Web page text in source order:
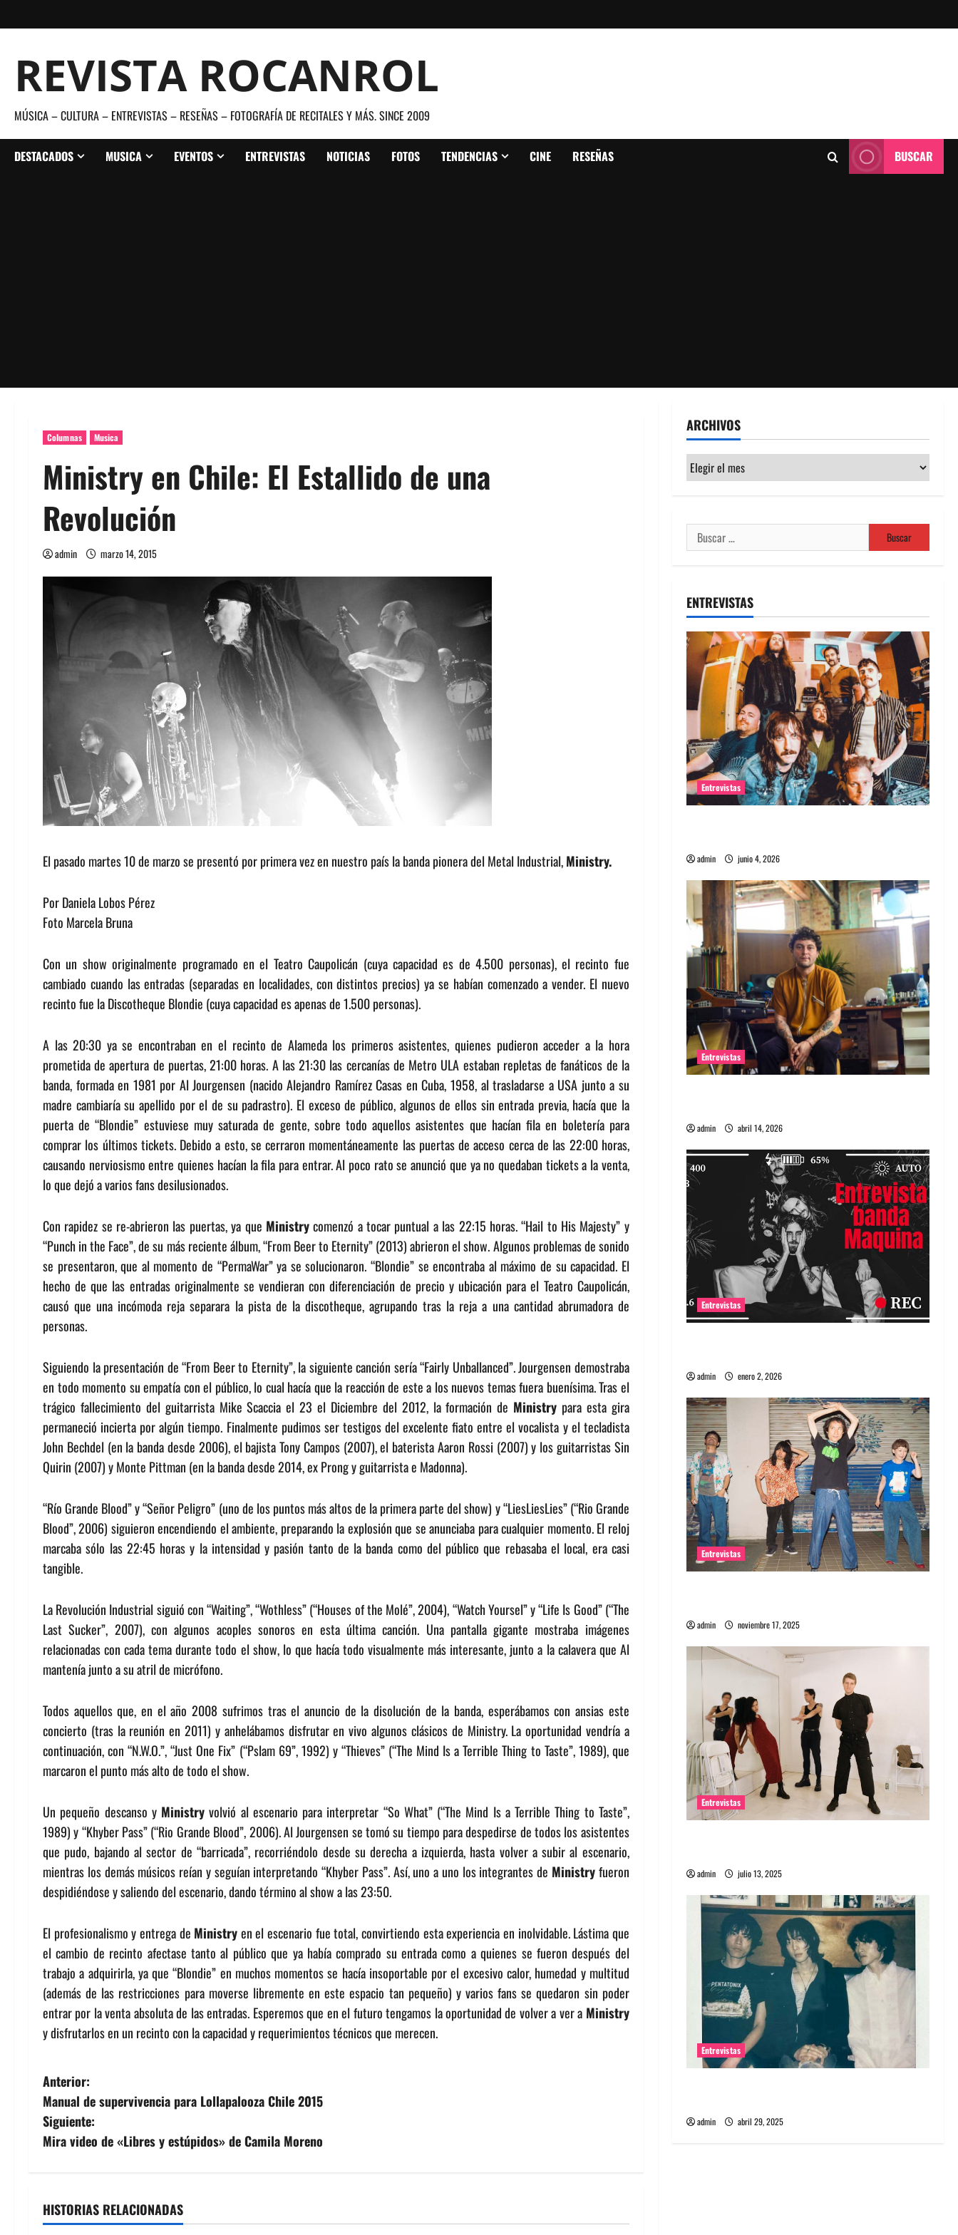
al
REVISTA ROCANROL
MÚSICA – CULTURA – ENTREVISTAS – RESEÑAS – FOTOGRAFÍA DE RECITALES Y MÁS. SINCE 2009
DESTACADOS MUSICA EVENTOS ENTREVISTAS NOTICIAS FOTOS TENDENCIAS CINE RESEÑAS BUSCAR
Columnas Musica
Ministry en Chile: El Estallido de una
Revolución
admin marzo 14, 2015
El pasado martes 10 de marzo se presentó por primera vez en nuestro país la banda pionera del Metal Industrial,Ministry.
Por Daniela Lobos Pérez
Foto Marcela Bruna
Con un show originalmente programado en el Teatro Caupolicán (cuya capacidad es de 4.500 personas), el recinto fue
cambiado cuando las entradas (separadas en localidades, con distintos precios) ya se habían comenzado a vender. El nuevo
recinto fue la Discotheque Blondie (cuya capacidad es apenas de 1.500 personas).
A las 20:30 ya se encontraban en el recinto de Alameda los primeros asistentes, quienes pudieron acceder a la hora
prometida de apertura de puertas, 21:00 horas. A las 21:30 las cercanías de Metro ULA estaban repletas de fanáticos de la
banda, formada en 1981 por Al Jourgensen (nacido Alejandro Ramírez Casas en Cuba, 1958, al trasladarse a USA junto a su
madre cambiaría su apellido por el de su padrastro). El exceso de público, algunos de ellos sin entrada previa, hacía que la
puerta de “Blondie” estuviese muy saturada de gente, sobre todo aquellos asistentes que hacían fila en boletería para
comprar los últimos tickets. Debido a esto, se cerraron momentáneamente las puertas de acceso cerca de las 22:00 horas,
causando nerviosismo entre quienes hacían la fila para entrar. Al poco rato se anunció que ya no quedaban tickets a la venta,
lo que dejó a varios fans desilusionados.
Con rapidez se re-abrieron las puertas, ya que Ministrycomenzó a tocar puntual a las 22:15 horas. “Hail to His Majesty” y
“Punch in the Face”, de su más reciente álbum, “From Beer to Eternity” (2013) abrieron el show. Algunos problemas de sonido
se presentaron, que al momento de “PermaWar” ya se solucionaron. “Blondie” se encontraba al máximo de su capacidad. El
hecho de que las entradas originalmente se vendieran con diferenciación de precio y ubicación para el Teatro Caupolicán,
causó que una incómoda reja separara la pista de la discotheque, agrupando tras la reja a una cantidad abrumadora de
personas.
Siguiendo la presentación de “From Beer to Eternity”, la siguiente canción sería “Fairly Unballanced”. Jourgensen demostraba
en todo momento su empatía con el público, lo cual hacía que la reacción de este a los nuevos temas fuera buenísima. Tras el
trágico fallecimiento del guitarrista Mike Scaccia el 23 el Diciembre del 2012, la formación de Ministry para esta gira
permaneció incierta por algún tiempo. Finalmente pudimos ser testigos del excelente fiato entre el vocalista y el tecladista
John Bechdel (en la banda desde 2006), el bajista Tony Campos (2007), el baterista Aaron Rossi (2007) y los guitarristas Sin
Quirin (2007) y Monte Pittman (en la banda desde 2014, ex Prong y guitarrista e Madonna).
“Río Grande Blood” y “Señor Peligro” (uno de los puntos más altos de la primera parte del show) y “LiesLiesLies” (“Rio Grande
Blood”, 2006) siguieron encendiendo el ambiente, preparando la explosión que se anunciaba para cualquier momento. El reloj
marcaba sólo las 22:45 horas y la intensidad y pasión tanto de la banda como del público que rebasaba el local, era casi
tangible.
La Revolución Industrial siguió con “Waiting”, “Wothless” (“Houses of the Molé”, 2004), “Watch Yoursel” y “Life Is Good” (“The
Last Sucker”, 2007), con algunos acoples sonoros en esta última canción. Una pantalla gigante mostraba imágenes
relacionadas con cada tema durante todo el show, lo que hacía todo visualmente más interesante, junto a la calavera que Al
mantenía junto a su atril de micrófono.
Todos aquellos que, en el año 2008 sufrimos tras el anuncio de la disolución de la banda, esperábamos con ansias este
concierto (tras la reunión en 2011) y anhelábamos disfrutar en vivo algunos clásicos de Ministry. La oportunidad vendría a
continuación, con “N.W.O.”, “Just One Fix” (“Pslam 69”, 1992) y “Thieves” (“The Mind Is a Terrible Thing to Taste”, 1989), que
marcaron el punto más alto de todo el show.
Un pequeño descanso y Ministry volvió al escenario para interpretar “So What” (“The Mind Is a Terrible Thing to Taste”,
1989) y “Khyber Pass” (“Rio Grande Blood”, 2006). Al Jourgensen se tomó su tiempo para despedirse de todos los asistentes
que pudo, bajando al sector de “barricada”, recorriéndolo desde su derecha a izquierda, hasta volver a subir al escenario,
mientras los demás músicos reían y seguían interpretando “Khyber Pass”. Así, uno a uno los integrantes de Ministryfueron
despidiéndose y saliendo del escenario, dando término al show a las 23:50.
El profesionalismo y entrega de Ministryen el escenario fue total, convirtiendo esta experiencia en inolvidable. Lástima que
el cambio de recinto afectase tanto al público que ya había comprado su entrada como a quienes se fueron después del
trabajo a adquirirla, ya que “Blondie” en muchos momentos se hacía insoportable por el excesivo calor, humedad y multitud
(además de las restricciones para moverse libremente en este espacio tan pequeño) y varios fans se quedaron sin poder
entrar por la venta absoluta de las entradas. Esperemos que en el futuro tengamos la oportunidad de volver a ver a Ministry
y disfrutarlos en un recinto con la capacidad y requerimientos técnicos que merecen.
N
a
v
g
Anterior:
Manual de supervivencia para Lollapalooza Chile 2015
Siguiente:
Mira video de «Libres y estúpidos» de Camila Moreno
HISTORIAS RELACIONADAS
ARCHIVOS
Archivos
Buscar:
ENTREVISTAS
Entrevistas
admin junio 4, 2026
Entrevistas
admin abril 14, 2026
Entrevistas
admin enero 2, 2026
Entrevistas
admin noviembre 17, 2025
Entrevistas
admin julio 13, 2025
Entrevistas
admin abril 29, 2025